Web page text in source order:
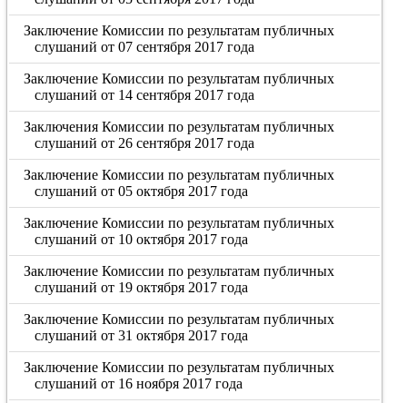
Заключение Комиссии по результатам публичных
слушаний от 07 сентября 2017 года
Заключение Комиссии по результатам публичных
слушаний от 14 сентября 2017 года
Заключения Комиссии по результатам публичных
слушаний от 26 сентября 2017 года
Заключение Комиссии по результатам публичных
слушаний от 05 октября 2017 года
Заключение Комиссии по результатам публичных
слушаний от 10 октября 2017 года
Заключение Комиссии по результатам публичных
слушаний от 19 октября 2017 года
Заключение Комиссии по результатам публичных
слушаний от 31 октября 2017 года
Заключение Комиссии по результатам публичных
слушаний от 16 ноября 2017 года